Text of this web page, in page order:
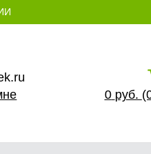
0 руб.